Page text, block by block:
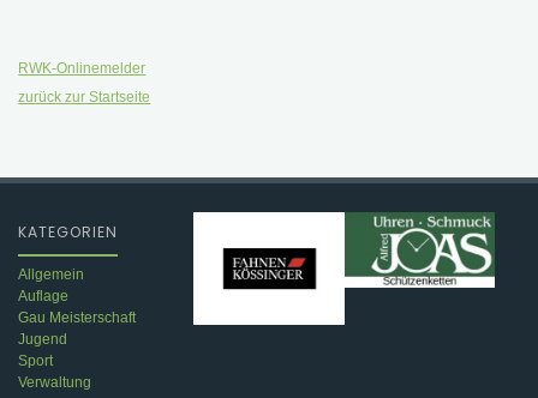
RWK-Onlinemelder
zurück zur Startseite
KATEGORIEN
Allgemein
Auflage
Gau Meisterschaft
Jugend
Sport
Verwaltung